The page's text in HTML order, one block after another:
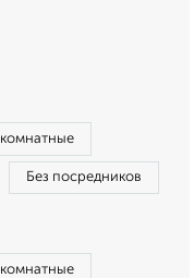
Без посредников